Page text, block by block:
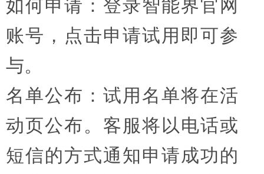
如何申请：登录智能界官网
账号，点击申请试用即可参
与。
名单公布：试用名单将在活
动页公布。客服将以电话或
短信的方式通知申请成功的